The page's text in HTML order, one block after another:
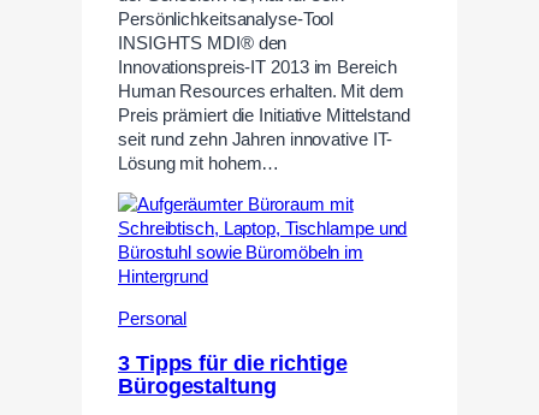
Persönlichkeitsanalyse-Tool
INSIGHTS MDI® den
Innovationspreis-IT 2013 im Bereich
Human Resources erhalten. Mit dem
Preis prämiert die Initiative Mittelstand
seit rund zehn Jahren innovative IT-
Lösung mit hohem…
Personal
3 Tipps für die richtige
Bürogestaltung